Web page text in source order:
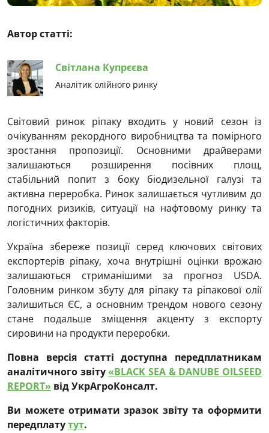
Автор статті:
Світлана Купрєєва
Аналітик олійного ринку
Світовий ринок ріпаку входить у новий сезон із
очікуванням рекордного виробництва та помірного
зростання пропозиції. Основними драйверами
залишаються розширення посівних площ,
стабільний попит з боку біодизельної галузі та
активна переробка. Ринок залишається чутливим до
погодних ризиків, ситуації на нафтовому ринку та
логістичних факторів.
Україна збереже позиції серед ключових світових
експортерів ріпаку, хоча внутрішні оцінки врожаю
залишаються стриманішими за прогноз USDA.
Головним ринком збуту для ріпаку та ріпакової олії
залишиться ЄС, а основним трендом нового сезону
стане подальше зміщення акценту з експорту
сировини на продукти переробки.
Повна версія статті доступна передплатникам
аналітичного звіту«BLACK SEA & DANUBE OILSEED
REPORT» від УкрАгроКонсалт.
Ви можете отримати зразок звіту та оформити
передплатутут.